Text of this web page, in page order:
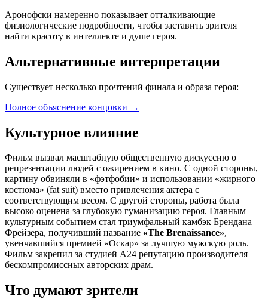
Аронофски намеренно показывает отталкивающие
физиологические подробности, чтобы заставить зрителя
найти красоту в интеллекте и душе героя.
Альтернативные интерпретации
Существует несколько прочтений финала и образа героя:
Полное объяснение концовки →
Культурное влияние
Фильм вызвал масштабную общественную дискуссию о
репрезентации людей с ожирением в кино. С одной стороны,
картину обвиняли в «фэтфобии» и использовании «жирного
костюма» (fat suit) вместо привлечения актера с
соответствующим весом. С другой стороны, работа была
высоко оценена за глубокую гуманизацию героя. Главным
культурным событием стал триумфальный камбэк Брендана
Фрейзера, получивший название «The Brenaissance»,
увенчавшийся премией «Оскар» за лучшую мужскую роль.
Фильм закрепил за студией A24 репутацию производителя
бескомпромиссных авторских драм.
Что думают зрители